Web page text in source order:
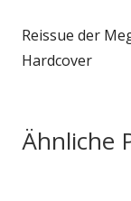
Reissue der
Hardcover
Ähnliche